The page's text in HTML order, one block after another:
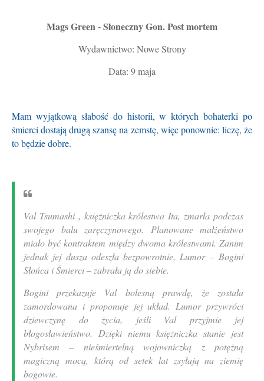
Mags Green - Słoneczny Gon. Post mortem
Wydawnictwo: Nowe Strony
Data: 9 maja
Mam wyjątkową słabość do historii, w których bohaterki po
śmierci dostają drugą szansę na zemstę, więc ponownie: liczę, że
to będzie dobre.
Val Tsumashi , księżniczka królestwa Ita, zmarła podczas
swojego balu zaręczynowego. Planowane małżeństwo
miało być kontraktem między dwoma królestwami. Zanim
jednak jej dusza odeszła bezpowrotnie, Lumor – Bogini
Słońca i Śmierci – zabrała ją do siebie.
Bogini przekazuje Val bolesną prawdę, że została
zamordowana i proponuje jej układ. Lumor przywróci
dziewczynę do życia, jeśli Val przyjmie jej
błogosławieństwo. Dzięki niemu księżniczka stanie jest
Nybrisem – nieśmiertelną wojowniczką z potężną
magiczną mocą, którą od setek lat zsyłają na ziemię
bogowie.